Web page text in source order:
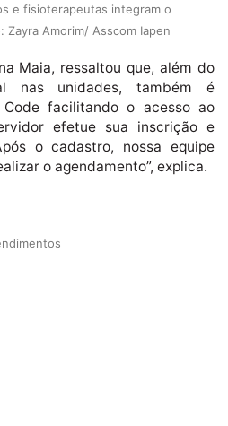
e fisioterapeutas integram o
Zayra Amorim/ Asscom Iapen
Maia, ressaltou que, além do
nas unidades, também é
facilitando o acesso ao
efetue sua inscrição e
o cadastro, nossa equipe
o agendamento”, explica.